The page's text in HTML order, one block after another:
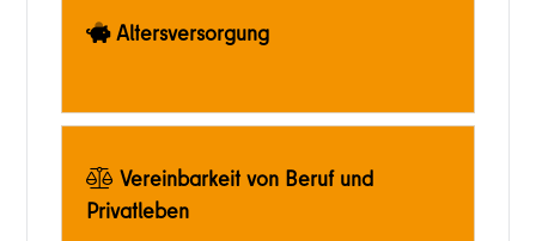
Altersversorgung
Vereinbarkeit von Beruf und
Privatleben